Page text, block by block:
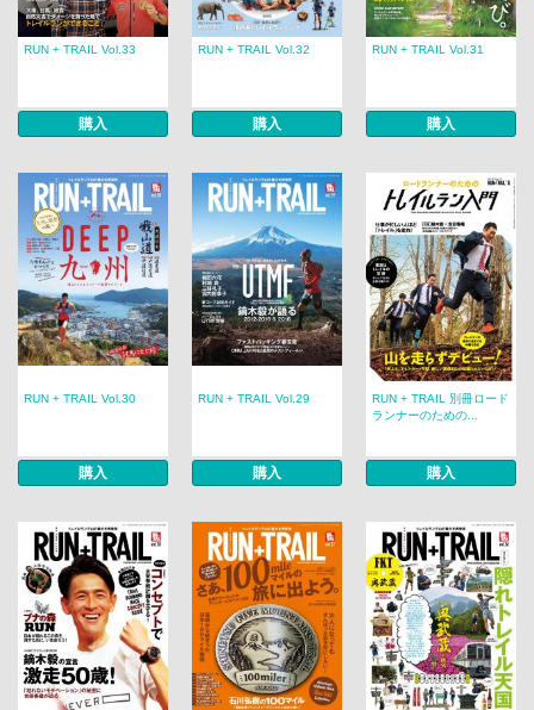
RUN + TRAIL Vol.33
購入
RUN + TRAIL Vol.32
購入
RUN + TRAIL Vol.31
購入
RUN + TRAIL Vol.30
購入
RUN + TRAIL Vol.29
購入
RUN + TRAIL 別冊ロード
ランナーのための...
購入